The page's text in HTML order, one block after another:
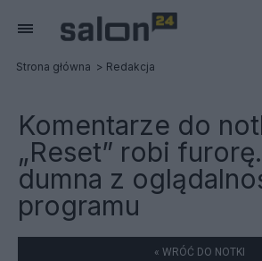
Strona główna Redakcja
Komentarze do
„Reset” robi
dumna z
programu
« WRÓĆ DO NOTKI